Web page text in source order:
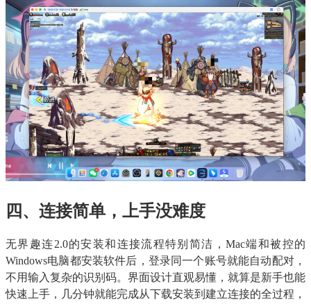
四、连接简单，上手没难度​
无界趣连2.0的安装和连接流程特别简洁，Mac端和被控的
Windows电脑都安装软件后，登录同一个账号就能自动配对，
不用输入复杂的识别码。界面设计直观易懂，就算是新手也能
快速上手，几分钟就能完成从下载安装到建立连接的全过程，